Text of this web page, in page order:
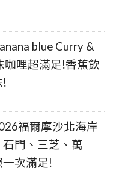
blue Curry &
哩超滿足!香蕉飲
!
福爾摩沙北海岸
門、三芝、萬
一次滿足!